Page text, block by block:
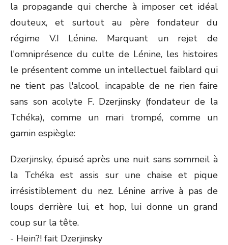
la propagande qui cherche à imposer cet idéal
douteux, et surtout au père fondateur du
régime V.I Lénine. Marquant un rejet de
l'omniprésence du culte de Lénine, les histoires
le présentent comme un intellectuel faiblard qui
ne tient pas l'alcool, incapable de ne rien faire
sans son acolyte F. Dzerjinsky (fondateur de la
Tchéka), comme un mari trompé, comme un
gamin espiègle:
Dzerjinsky, épuisé après une nuit sans sommeil à
la Tchéka est assis sur une chaise et pique
irrésistiblement du nez. Lénine arrive à pas de
loups derrière lui, et hop, lui donne un grand
coup sur la tête.
- Hein?! fait Dzerjinsky